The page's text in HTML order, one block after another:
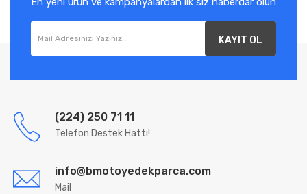
KAYIT OL
(224) 250 71 11
Telefon Destek Hattı!
info@bmotoyedekparca.com
Mail